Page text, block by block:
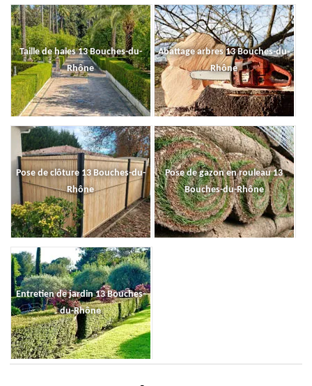
Taille de haies 13 Bouches-du-
Rhône
Abattage arbres 13 Bouches-du-
Rhône
Pose de clôture 13 Bouches-du-
Rhône
Pose de gazon en rouleau 13
Bouches-du-Rhône
Entretien de jardin 13 Bouches-
du-Rhône